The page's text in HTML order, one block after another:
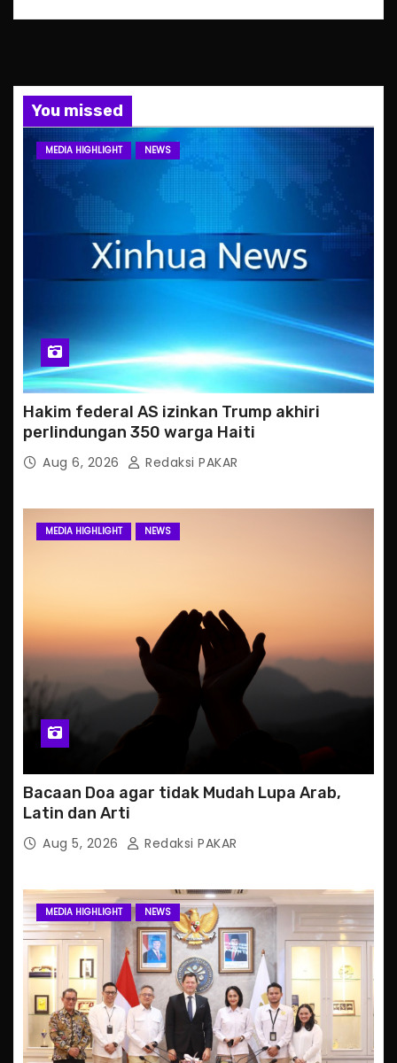
You missed
MEDIA HIGHLIGHT NEWS
Hakim federal AS izinkan Trump akhiri
perlindungan 350 warga Haiti
Aug 6, 2026 Redaksi PAKAR
MEDIA HIGHLIGHT NEWS
Bacaan Doa agar tidak Mudah Lupa Arab,
Latin dan Arti
Aug 5, 2026 Redaksi PAKAR
MEDIA HIGHLIGHT NEWS